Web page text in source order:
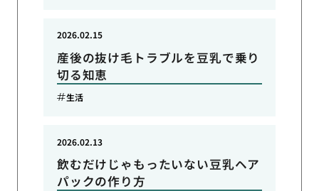
産後の抜け毛トラブルを豆乳で乗り
切る知恵
2026.02.15
生活
飲むだけじゃもったいない豆乳ヘア
パックの作り方
2026.02.13